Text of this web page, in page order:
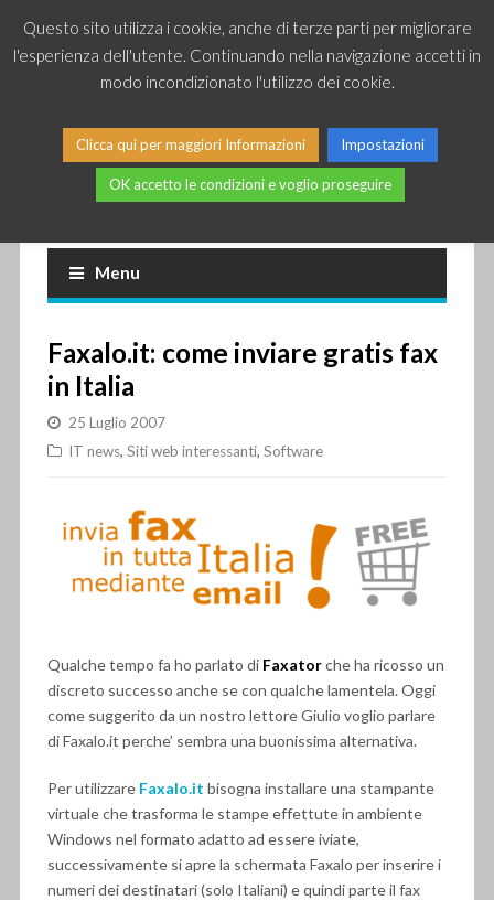
Piccole news dal mondo IT
Menu
Faxalo.it: come inviare gratis fax
in Italia
25 Luglio 2007
IT news, Siti web interessanti, Software
Qualche tempo fa ho parlato di Faxatorche ha ricosso un
discreto successo anche se con qualche lamentela. Oggi
come suggerito da un nostro lettore Giulio voglio parlare
di Faxalo.it perche’ sembra una buonissima alternativa.
Per utilizzare Faxalo.it bisogna installare una stampante
virtuale che trasforma le stampe effettute in ambiente
Windows nel formato adatto ad essere iviate,
successivamente si apre la schermata Faxalo per inserire i
numeri dei destinatari (solo Italiani) e quindi parte il fax
Questo sito utilizza i cookie, anche di terze parti per migliorare
l'esperienza dell'utente. Continuando nella navigazione accetti in
modo incondizionato l'utilizzo dei cookie.
Clicca qui per maggiori Informazioni Impostazioni
OK accetto le condizioni e voglio proseguire